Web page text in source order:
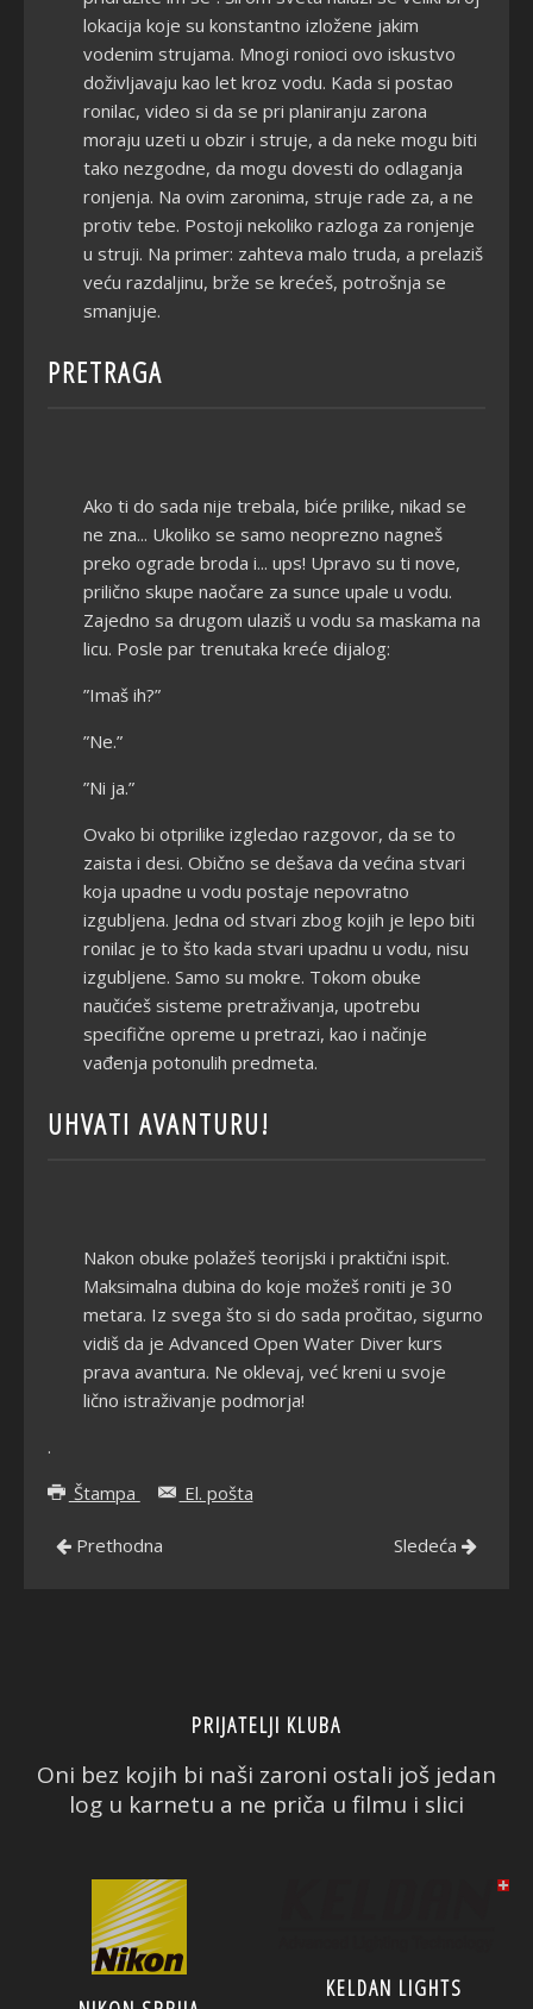
lokacija koje su konstantno izložene jakim
vodenim strujama. Mnogi ronioci ovo iskustvo
doživljavaju kao let kroz vodu. Kada si postao
ronilac, video si da se pri planiranju zarona
moraju uzeti u obzir i struje, a da neke mogu biti
tako nezgodne, da mogu dovesti do odlaganja
ronjenja. Na ovim zaronima, struje rade za, a ne
protiv tebe. Postoji nekoliko razloga za ronjenje
u struji. Na primer: zahteva malo truda, a prelaziš
veću razdaljinu, brže se krećeš, potrošnja se
smanjuje.
PRETRAGA
Ako ti do sada nije trebala, biće prilike, nikad se
ne zna... Ukoliko se samo neoprezno nagneš
preko ograde broda i... ups! Upravo su ti nove,
prilično skupe naočare za sunce upale u vodu.
Zajedno sa drugom ulaziš u vodu sa maskama na
licu. Posle par trenutaka kreće dijalog:
”Imaš ih?”
”Ne.”
”Ni ja.”
Ovako bi otprilike izgledao razgovor, da se to
zaista i desi. Obično se dešava da većina stvari
koja upadne u vodu postaje nepovratno
izgubljena. Jedna od stvari zbog kojih je lepo biti
ronilac je to što kada stvari upadnu u vodu, nisu
izgubljene. Samo su mokre. Tokom obuke
naučićeš sisteme pretraživanja, upotrebu
specifične opreme u pretrazi, kao i načinje
vađenja potonulih predmeta.
UHVATI AVANTURU!
Nakon obuke polažeš teorijski i praktični ispit.
Maksimalna dubina do koje možeš roniti je 30
metara. Iz svega što si do sada pročitao, sigurno
vidiš da je Advanced Open Water Diver kurs
prava avantura. Ne oklevaj, već kreni u svoje
lično istraživanje podmorja!
.
Štampa
El. pošta
Prethodna Sledeća
PRIJATELJI KLUBA
Oni bez kojih bi naši zaroni ostali još jedan
log u karnetu a ne priča u filmu i slici
KELDAN LIGHTS